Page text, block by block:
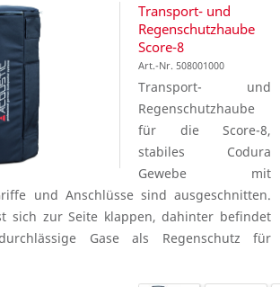
Transport- und
Regenschutzhaube
Score-8
Art.-Nr. 508001000
Transport- und
Regenschutzhaube
für die Score-8,
stabiles Codura
Gewebe mit
und Anschlüsse sind ausgeschnitten.
sich zur Seite klappen, dahinter befindet
Gase als Regenschutz für